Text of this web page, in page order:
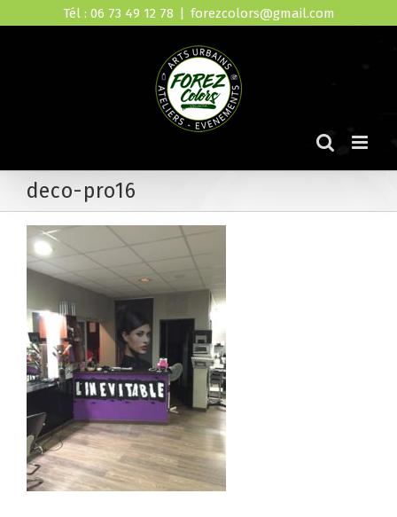
to
Tél : 06 73 49 12 78 | forezcolors@gmail.com
deco-pro16